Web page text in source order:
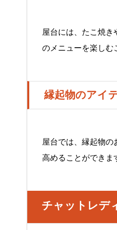
屋台には、たこ焼
のメニューを楽しむ
縁起物のアイ
屋台では、縁起物
高めることができま
チャットレデ